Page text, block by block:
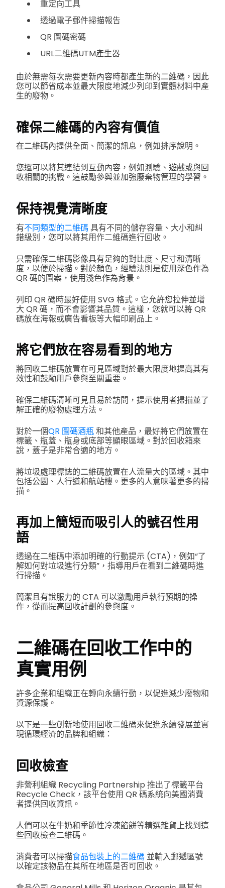
重定向工具
透過電子郵件掃描報告
QR 圖碼密碼
URL二維碼UTM產生器
由於無需每次需要更新內容時都產生新的二維碼，因此
您可以節省成本並最大限度地減少列印到實體材料中產
生的廢物。
確保二維碼的內容有價值
在二維碼內提供全面、簡潔的訊息，例如排序說明。
您還可以將其連結到互動內容，例如測驗、遊戲或與回
收相關的挑戰。這鼓勵參與並加強廢棄物管理的學習。
保持視覺清晰度
有不同類型的二維碼 具有不同的儲存容量、大小和糾
錯級別，您可以將其用作二維碼進行回收。
只需確保二維碼影像具有足夠的對比度、尺寸和清晰
度，以便於掃描。對於顏色，經驗法則是使用深色作為
QR 碼的圖案，使用淺色作為背景。
列印 QR 碼時最好使用 SVG 格式。它允許您拉伸並增
大 QR 碼，而不會影響其品質。這樣，您就可以將 QR
碼放在海報或廣告看板等大幅印刷品上。
將它們放在容易看到的地方
將回收二維碼放置在可見區域對於最大限度地提高其有
效性和鼓勵用戶參與至關重要。
確保二維碼清晰可見且易於訪問，提示使用者掃描並了
解正確的廢物處理方法。
對於一個QR 圖碼酒瓶和其他產品，最好將它們放置在
標籤、瓶蓋、瓶身或底部等顯眼區域。對於回收箱來
說，蓋子是非常合適的地方。
將垃圾處理標誌的二維碼放置在人流量大的區域。其中
包括公園、人行道和航站樓。更多的人意味著更多的掃
描。
再加上簡短而吸引人的號召性用
語
透過在二維碼中添加明確的行動提示 (CTA)，例如“了
解如何對垃圾進行分類”，指導用戶在看到二維碼時進
行掃描。
簡潔且有說服力的 CTA 可以激勵用戶執行預期的操
作，從而提高回收計劃的參與度。
二維碼在回收工作中的
真實用例
許多企業和組織正在轉向永續行動，以促進減少廢物和
資源保護。
以下是一些創新地使用回收二維碼來促進永續發展並實
現循環經濟的品牌和組織：
回收檢查
非營利組織 Recycling Partnership 推出了標籤平台
Recycle Check，該平台使用 QR 碼系統向美國消費
者提供回收資訊。
人們可以在牛奶和季節性冷凍餡餅等精選雜貨上找到這
些回收檢查二維碼。
消費者可以掃描食品包裝上的二維碼 並輸入郵遞區號
以確定該物品在其所在地區是否可回收。